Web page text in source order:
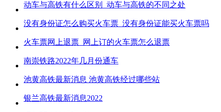
动车与高铁有什么区别_动车与高铁的不同之处
没有身份证怎么购买火车票_没有身份证能买火车票吗
火车票网上退票_网上订的火车票怎么退票
南崇铁路2022年几月份通车
池黄高铁最新消息 池黄高铁经过哪些站
银兰高铁最新消息2022